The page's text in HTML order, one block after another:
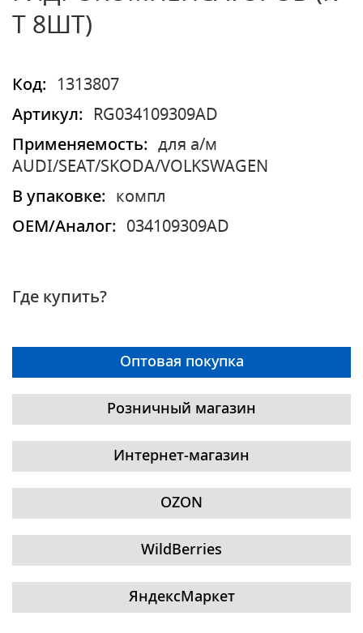
Т 8ШТ)
Код:
1313807
Артикул:
RG034109309AD
Применяемость:
для а/м
AUDI/SEAT/SKODA/VOLKSWAGEN
В упаковке:
компл
OEM/Аналог:
034109309AD
Где купить?
Оптовая покупка
Розничный магазин
Интернет-магазин
OZON
WildBerries
ЯндексМаркет